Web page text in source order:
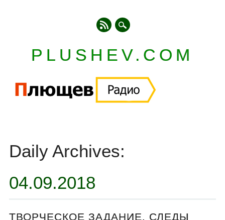
PLUSHEV.COM
content
Daily Archives:
04.09.2018
ТВОРЧЕСКОЕ ЗАДАНИЕ. СЛЕДЫ